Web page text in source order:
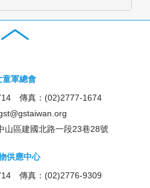
童軍總會
傳真：(02)2777-1674
山區建國北路一段23巷28號
供應中心
傳真：(02)2776-9309